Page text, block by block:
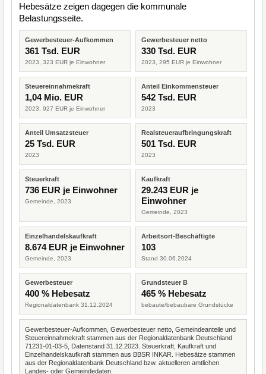
Hebesätze zeigen dagegen die kommunale
Belastungsseite.
Gewerbesteuer-Aufkommen
361 Tsd. EUR
2023, 323 EUR je Einwohner
Gewerbesteuer netto
330 Tsd. EUR
2023, 295 EUR je Einwohner
Steuereinnahmekraft
1,04 Mio. EUR
2023, 927 EUR je Einwohner
Anteil Einkommensteuer
542 Tsd. EUR
2023
Anteil Umsatzsteuer
25 Tsd. EUR
2023
Realsteueraufbringungskraft
501 Tsd. EUR
2023
Steuerkraft
736 EUR je Einwohner
Gemeinde, 2023
Kaufkraft
29.243 EUR je
Einwohner
Gemeinde, 2023
Einzelhandelskaufkraft
8.674 EUR je Einwohner
Gemeinde, 2023
Arbeitsort-Beschäftigte
103
Stand 30.06.2024
Gewerbesteuer
400 % Hebesatz
Regionaldatenbank 31.12.2024
Grundsteuer B
465 % Hebesatz
bebaute/bebaubare Grundstücke
Gewerbesteuer-Aufkommen, Gewerbesteuer netto, Gemeindeanteile und
Steuereinnahmekraft stammen aus der Regionaldatenbank Deutschland
71231-01-03-5, Datenstand 31.12.2023. Steuerkraft, Kaufkraft und
Einzelhandelskaufkraft stammen aus BBSR INKAR. Hebesätze stammen
aus der Regionaldatenbank Deutschland bzw. aktuelleren amtlichen
Landes- oder Gemeindedaten.